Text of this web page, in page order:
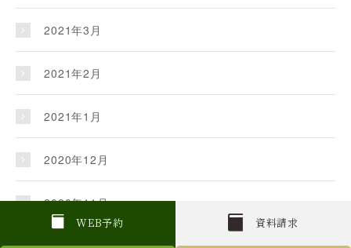
W EB予約 資料請求
2021年3月
2021年2月
2021年1月
2020年12月
2020年11月